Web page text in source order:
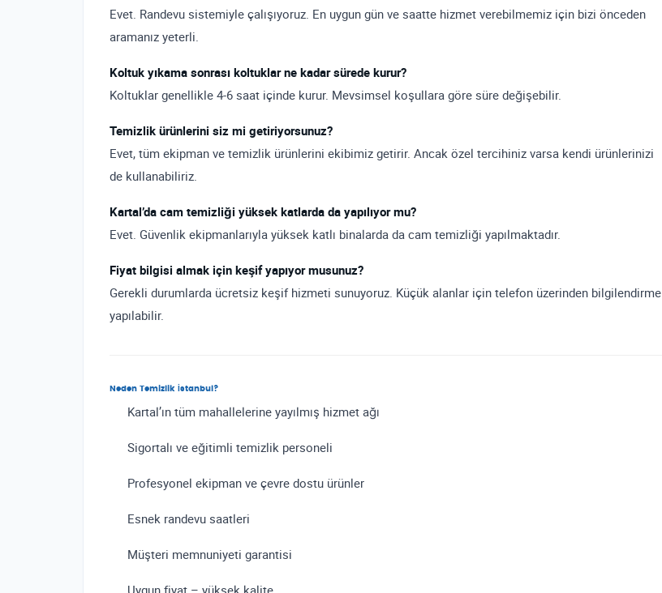
Evet. Randevu sistemiyle çalışıyoruz. En uygun gün ve saatte hizmet verebilmemiz için bizi önceden
aramanız yeterli.
Koltuk yıkama sonrası koltuklar ne kadar sürede kurur?
Koltuklar genellikle 4-6 saat içinde kurur. Mevsimsel koşullara göre süre değişebilir.
Temizlik ürünlerini siz mi getiriyorsunuz?
Evet, tüm ekipman ve temizlik ürünlerini ekibimiz getirir. Ancak özel tercihiniz varsa kendi ürünlerinizi
de kullanabiliriz.
Kartal’da cam temizliği yüksek katlarda da yapılıyor mu?
Evet. Güvenlik ekipmanlarıyla yüksek katlı binalarda da cam temizliği yapılmaktadır.
Fiyat bilgisi almak için keşif yapıyor musunuz?
Gerekli durumlarda ücretsiz keşif hizmeti sunuyoruz. Küçük alanlar için telefon üzerinden bilgilendirme
yapılabilir.
Neden Temizlik İstanbul?
Kartal’ın tüm mahallelerine yayılmış hizmet ağı
Sigortalı ve eğitimli temizlik personeli
Profesyonel ekipman ve çevre dostu ürünler
Esnek randevu saatleri
Müşteri memnuniyeti garantisi
Uygun fiyat – yüksek kalite